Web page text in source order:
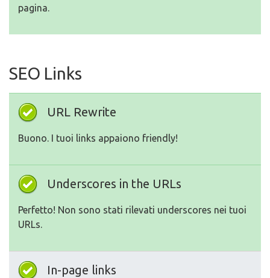
pagina.
SEO Links
URL Rewrite
Buono. I tuoi links appaiono friendly!
Underscores in the URLs
Perfetto! Non sono stati rilevati underscores nei tuoi
URLs.
In-page links